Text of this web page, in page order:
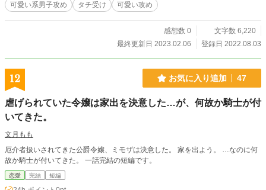
可愛い系男子攻め
タチ受け 可愛い攻め
感想数 0
文字数 6,220
最終更新日 2023.02.06
登録日 2022.08.03
12 お気に入り追加 47
虐げられていた令嬢は家出を決意した…が、何故か騎士が付
いてきた。
文月もも
厄介者扱いされてきた公爵令嬢、ミモザは決意した。 家を出よう。 …なのに何
故か騎士が付いてきた。 一話完結の短編です。
恋愛 完結 短編